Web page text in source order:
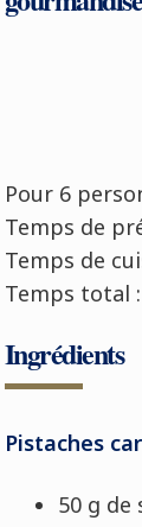
Pour 6
Temps de
Temps de
Temps total
Ingrédients
Pistaches
50 g de